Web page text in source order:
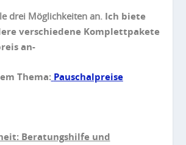
drei Möglichkeiten an. Ich biete
verschiedene Komplettpakete
an-
Thema: Pauschalpreise
Beratungshilfe und